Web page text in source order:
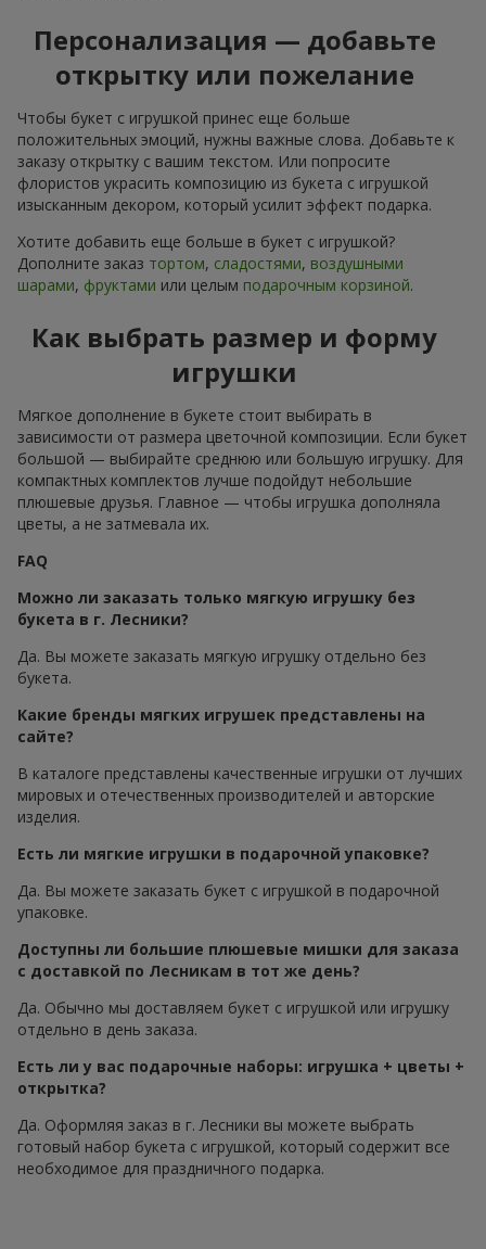
Персонализация — добавьте
открытку или пожелание
Чтобы букет с игрушкой принес еще больше
положительных эмоций, нужны важные слова. Добавьте к
заказу открытку с вашим текстом. Или попросите
флористов украсить композицию из букета с игрушкой
изысканным декором, который усилит эффект подарка.
Хотите добавить еще больше в букет с игрушкой?
Дополните заказ тортом, сладостями, воздушными
шарами, фруктами или целым подарочным корзиной.
Как выбрать размер и форму
игрушки
Мягкое дополнение в букете стоит выбирать в
зависимости от размера цветочной композиции. Если букет
большой — выбирайте среднюю или большую игрушку. Для
компактных комплектов лучше подойдут небольшие
плюшевые друзья. Главное — чтобы игрушка дополняла
цветы, а не затмевала их.
FAQ
Можно ли заказать только мягкую игрушку без
букета в г. Лесники?
Да. Вы можете заказать мягкую игрушку отдельно без
букета.
Какие бренды мягких игрушек представлены на
сайте?
В каталоге представлены качественные игрушки от лучших
мировых и отечественных производителей и авторские
изделия.
Есть ли мягкие игрушки в подарочной упаковке?
Да. Вы можете заказать букет с игрушкой в подарочной
упаковке.
Доступны ли большие плюшевые мишки для заказа
с доставкой по Лесникам в тот же день?
Да. Обычно мы доставляем букет с игрушкой или игрушку
отдельно в день заказа.
Есть ли у вас подарочные наборы: игрушка + цветы +
открытка?
Да. Оформляя заказ в г. Лесники вы можете выбрать
готовый набор букета с игрушкой, который содержит все
необходимое для праздничного подарка.